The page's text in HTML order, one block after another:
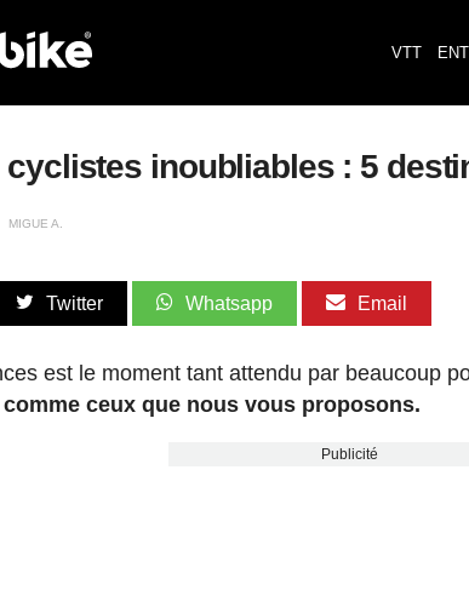
VTT
cyclistes inoubliables : 5
MIGUE A.
Twitter Whatsapp Email
est le moment tant attendu par beaucoup
ceux que nous vous proposons.
Publicité